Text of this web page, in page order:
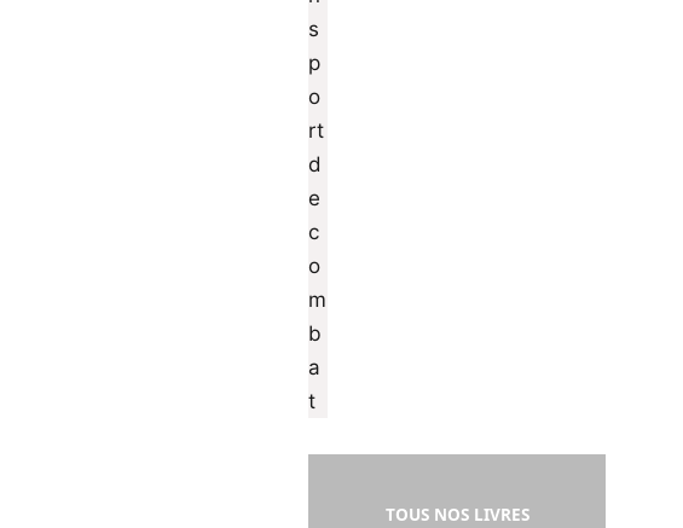
TOUS NOS LIVRES